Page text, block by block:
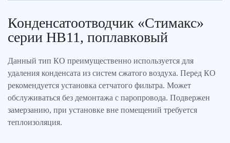
Конденсатоотводчик «Стимакс»
серии НВ11, поплавковый
Данный тип КО преимущественно используется для
удаления конденсата из систем сжатого воздуха. Перед КО
рекомендуется установка сетчатого фильтра. Может
обслуживаться без демонтажа с паропровода. Подвержен
замерзанию, при установке вне помещений требуется
теплоизоляция.